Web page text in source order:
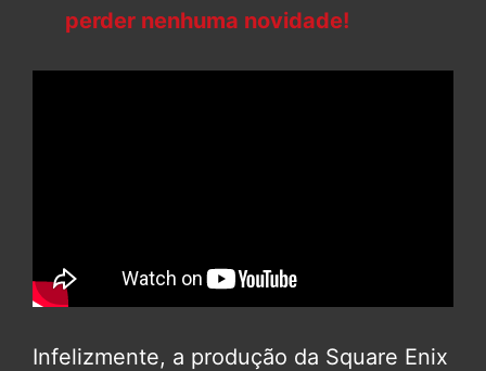
perder nenhuma novidade!
Infelizmente, a produção da Square Enix